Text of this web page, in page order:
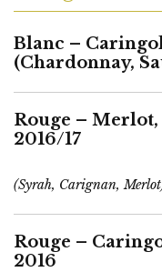
Blanc –
(Chardonnay,
Rouge – Merlot,
2016/17
(Syrah, Carignan,
Rouge –
2016